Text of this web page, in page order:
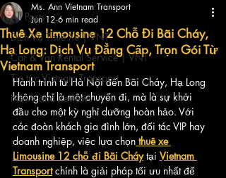
All Posts
Dịch Vụ Thuê Xe | VNT
Car & Van Rental Service | VNT
Tin tức Vietnam Transport
News and Reviews
Thuê Xe Limousine 12 Chỗ Đi Bãi Cháy,
Hạ Long: Dịch Vụ Đẳng Cấp, Trọn Gói Từ
Vietnam Transport
Ms. Ann Vietnam Transport
Jun 12 6 min read
Hành trình từ Hà Nội đến Bãi Cháy, Hạ Long
không chỉ là một chuyến đi, mà là sự khởi
đầu cho một kỳ nghỉ dưỡng hoàn hảo. Với
các đoàn khách gia đình lớn, đối tác VIP hay
doanh nghiệp, việc lựa chọn thuê xe
Limousine 12 chỗ đi Bãi Cháy tại Vietnam
Transport chính là giải pháp tối ưu nhất để